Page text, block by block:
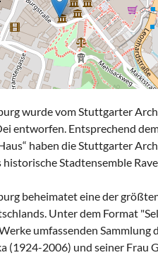
wurde vom Stuttgarter
entworfen. Entsprechend
haben die Stuttgarter
Stadtensemble
beheimatet eine der
Unter dem Format
umfassenden Sammlung
(1924-2006) und seiner Frau